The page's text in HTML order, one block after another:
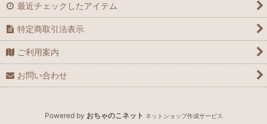
最近チェックしたアイテム
特定商取引法表示
ご利用案内
お問い合わせ
Powered by おちゃのこネット ネットショップ作成サービス